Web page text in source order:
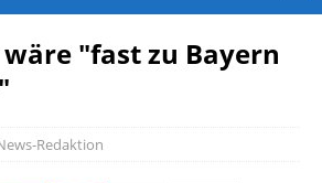
"fast zu Bayern
Redaktion